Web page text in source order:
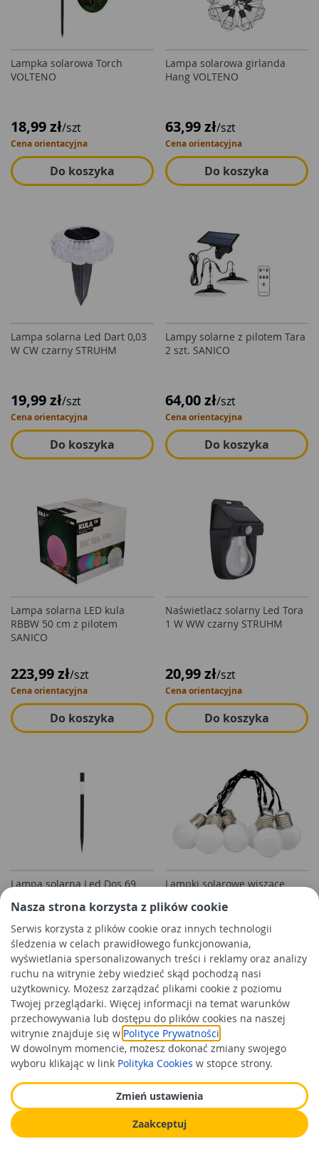
Nasza strona korzysta z plików cookie
Serwis korzysta z plików cookie oraz innych technologii
śledzenia w celach prawidłowego funkcjonowania,
wyświetlania spersonalizowanych treści i reklamy oraz analizy
ruchu na witrynie żeby wiedzieć skąd pochodzą nasi
użytkownicy. Możesz zarządzać plikami cookie z poziomu
Twojej przeglądarki. Więcej informacji na temat warunków
przechowywania lub dostępu do plików cookies na naszej
witrynie znajduje się w Polityce Prywatności
W dowolnym momencie, możesz dokonać zmiany swojego
wyboru klikając w link Polityka Cookies w stopce strony.
Zmień ustawienia
Zaakceptuj
Lampka solarowa Torch
VOLTENO
18,99 zł/szt
Cena orientacyjna
Do koszyka
Lampa solarowa girlanda
Hang VOLTENO
63,99 zł/szt
Cena orientacyjna
Do koszyka
Lampa solarna Led Dart 0,03
W CW czarny STRUHM
19,99 zł/szt
Cena orientacyjna
Do koszyka
Lampy solarne z pilotem Tara
2 szt. SANICO
64,00 zł/szt
Cena orientacyjna
Do koszyka
Lampa solarna LED kula
RBBW 50 cm z pilotem
SANICO
223,99 zł/szt
Cena orientacyjna
Do koszyka
Naświetlacz solarny Led Tora
1 W WW czarny STRUHM
20,99 zł/szt
Cena orientacyjna
Do koszyka
Lampa solarna Led Dos 69
17,99 zł/szt
Cena orientacyjna
Do koszyka
Lampki solarowe wiszące
28,99 zł/szt
Cena orientacyjna
Do koszyka